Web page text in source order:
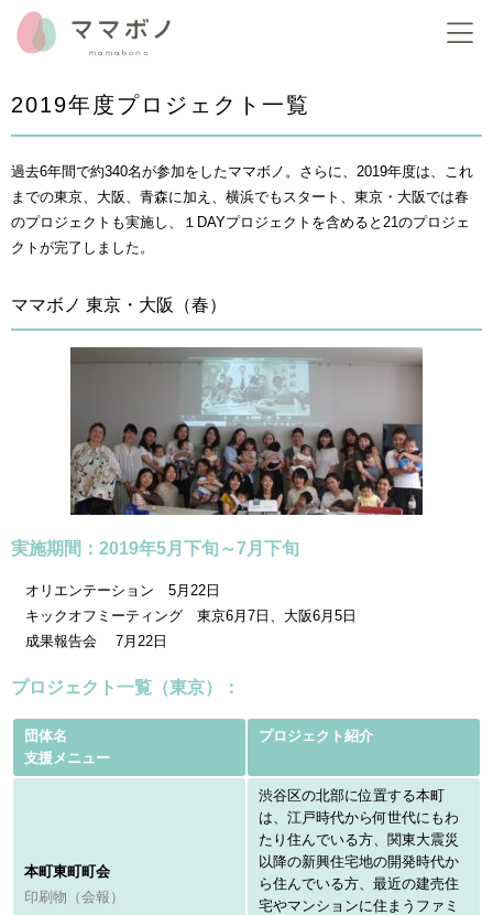
2019年度プロジェクト一覧
過去6年間で約340名が参加をしたママボノ。さらに、2019年度は、これ
までの東京、大阪、青森に加え、横浜でもスタート、東京・大阪では春
のプロジェクトも実施し、１DAYプロジェクトを含めると21のプロジェ
クトが完了しました。
ママボノ 東京・大阪（春）
実施期間：2019年5月下旬～7月下旬
オリエンテーション 5月22日
キックオフミーティング 東京6月7日、大阪6月5日
成果報告会 7月22日
プロジェクト一覧（東京）：
団体名
支援メニュー
プロジェクト紹介
本町東町町会
印刷物（会報）
渋谷区の北部に位置する本町
は、江戸時代から何世代にもわ
たり住んでいる方、関東大震災
以降の新興住宅地の開発時代か
ら住んでいる方、最近の建売住
宅やマンションに住まうファミ